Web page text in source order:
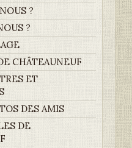
?
?
CHÂTEAUNEUF
ET
DES AMIS
DE